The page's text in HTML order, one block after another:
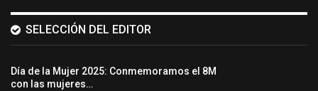
SELECCIÓN DEL EDITOR
Día de la Mujer 2025: Conmemoramos el 8M
con las mujeres…